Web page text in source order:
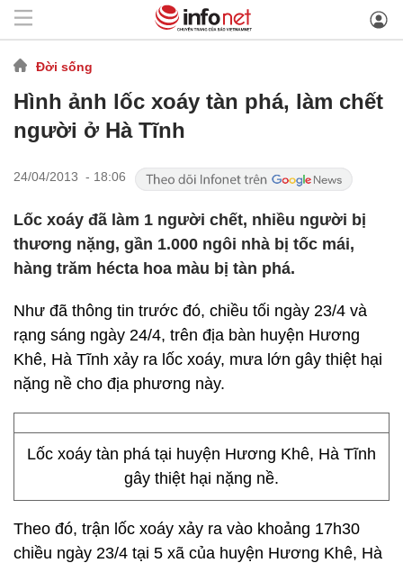
Đời sống
Hình ảnh lốc xoáy tàn phá, làm chết
người ở Hà Tĩnh
24/04/2013 - 18:06
Lốc xoáy đã làm 1 người chết, nhiều người bị
thương nặng, gần 1.000 ngôi nhà bị tốc mái,
hàng trăm hécta hoa màu bị tàn phá.
Như đã thông tin trước đó, chiều tối ngày 23/4 và
rạng sáng ngày 24/4, trên địa bàn huyện Hương
Khê, Hà Tĩnh xảy ra lốc xoáy, mưa lớn gây thiệt hại
nặng nề cho địa phương này.
Lốc xoáy tàn phá tại huyện Hương Khê, Hà Tĩnh
gây thiệt hại nặng nề.
Theo đó, trận lốc xoáy xảy ra vào khoảng 17h30
chiều ngày 23/4 tại 5 xã của huyện Hương Khê, Hà